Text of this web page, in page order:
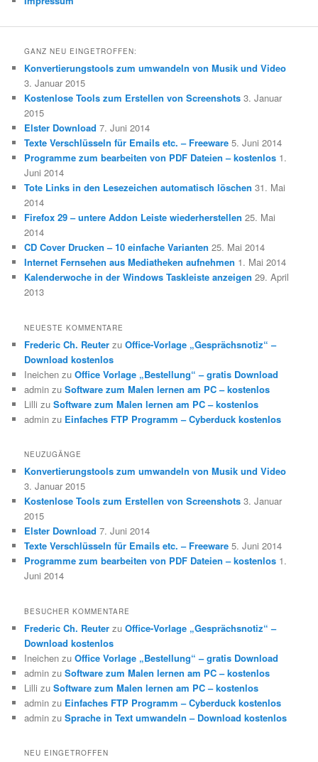
GANZ NEU EINGETROFFEN:
Konvertierungstools zum umwandeln von Musik und Video
3. Januar 2015
Kostenlose Tools zum Erstellen von Screenshots 3. Januar
2015
Elster Download 7. Juni 2014
Texte Verschlüsseln für Emails etc. – Freeware 5. Juni 2014
Programme zum bearbeiten von PDF Dateien – kostenlos 1.
Juni 2014
Tote Links in den Lesezeichen automatisch löschen 31. Mai
2014
Firefox 29 – untere Addon Leiste wiederherstellen 25. Mai
2014
CD Cover Drucken – 10 einfache Varianten 25. Mai 2014
Internet Fernsehen aus Mediatheken aufnehmen 1. Mai 2014
Kalenderwoche in der Windows Taskleiste anzeigen 29. April
2013
NEUESTE KOMMENTARE
Frederic Ch. Reuter zuOffice-Vorlage „Gesprächsnotiz“ –
Download kostenlos
Ineichen zuOffice Vorlage „Bestellung“ – gratis Download
admin zuSoftware zum Malen lernen am PC – kostenlos
Lilli zuSoftware zum Malen lernen am PC – kostenlos
admin zu Einfaches FTP Programm – Cyberduck kostenlos
NEUZUGÄNGE
Konvertierungstools zum umwandeln von Musik und Video
3. Januar 2015
Kostenlose Tools zum Erstellen von Screenshots 3. Januar
2015
Elster Download 7. Juni 2014
Texte Verschlüsseln für Emails etc. – Freeware 5. Juni 2014
Programme zum bearbeiten von PDF Dateien – kostenlos 1.
Juni 2014
BESUCHER KOMMENTARE
Frederic Ch. Reuter zuOffice-Vorlage „Gesprächsnotiz“ –
Download kostenlos
Ineichen zuOffice Vorlage „Bestellung“ – gratis Download
admin zuSoftware zum Malen lernen am PC – kostenlos
Lilli zuSoftware zum Malen lernen am PC – kostenlos
admin zu Einfaches FTP Programm – Cyberduck kostenlos
admin zuSprache in Text umwandeln – Download kostenlos
NEU EINGETROFFEN